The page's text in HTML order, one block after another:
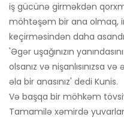
iş gücünə girməkdən
möhtəşəm bir ana olmaq,
keçirməsindən daha
'Əgər uşağınızın
olsanız və nişanlısınızsa
əla bir anasınız' dedi Kunis.
Və başqa bir möhkəm
Tamamilə xəmirdə